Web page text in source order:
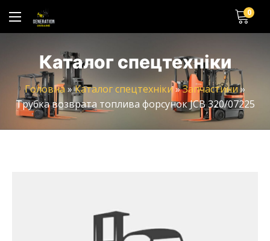
0
Каталог спецтехніки
Головна»Каталог спецтехніки»Запчастини»
Трубка возврата топлива форсунок JCB 320/07225